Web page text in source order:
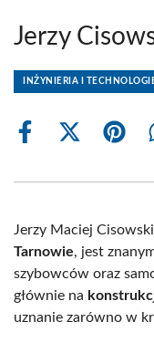
Jerzy
INŻYNIERIA I
Share
Share
(Twitter)
Share
Jerzy Maciej
Tarnowie, jest
szybowców oraz
głównie na
uznanie zarówno w